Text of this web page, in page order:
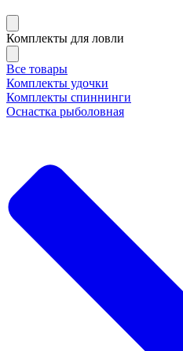
Комплекты для ловли
Все товары
Комплекты удочки
Комплекты спиннинги
Оснастка рыболовная